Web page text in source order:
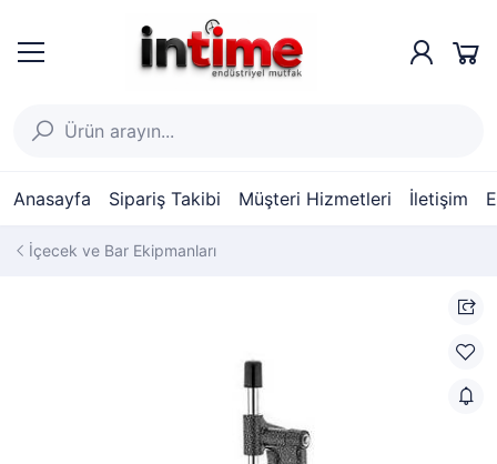
Anasayfa Sipariş Takibi Müşteri Hizmetleri İletişim
İçecek ve Bar Ekipmanları